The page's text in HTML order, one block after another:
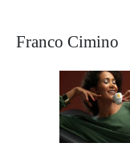
Franco Cimino